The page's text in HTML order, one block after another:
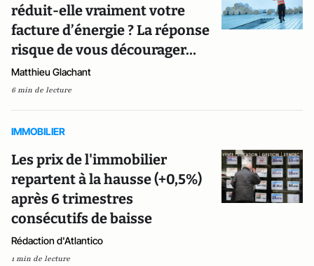
réduit-elle vraiment votre
facture d’énergie ? La réponse
risque de vous décourager…
Matthieu Glachant
6 min de lecture
IMMOBILIER
Les prix de l'immobilier
repartent à la hausse (+0,5%)
après 6 trimestres
consécutifs de baisse
Rédaction d'Atlantico
1 min de lecture